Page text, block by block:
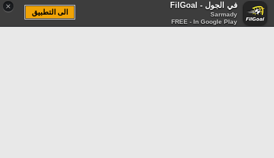
× في الجول - FilGoal
Sarmady
FREE - In Google Play
الى التطبيق